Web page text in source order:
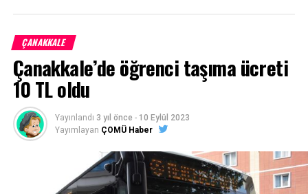
Facebook
Mastodon
EmailShare
ÇANAKKALE
Çanakkale’de öğrenci taşıma ücreti
10 TL oldu
Yayınlandı 3 yıl önce - 10 Eylül 2023
Yayımlayan ÇOMÜ Haber